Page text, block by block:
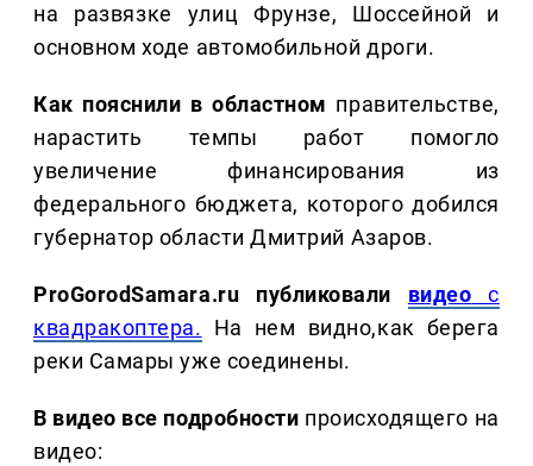
на развязке улиц Фрунзе, Шоссейной и
основном ходе автомобильной дроги.
Как пояснили в областном правительстве,
нарастить темпы работ помогло
увеличение финансирования из
федерального бюджета, которого добился
губернатор области Дмитрий Азаров.
ProGorodSamara.ru публиковали видео с
квадракоптера. На нем видно,как берега
реки Самары уже соединены.
В видео все подробности происходящего на
видео: